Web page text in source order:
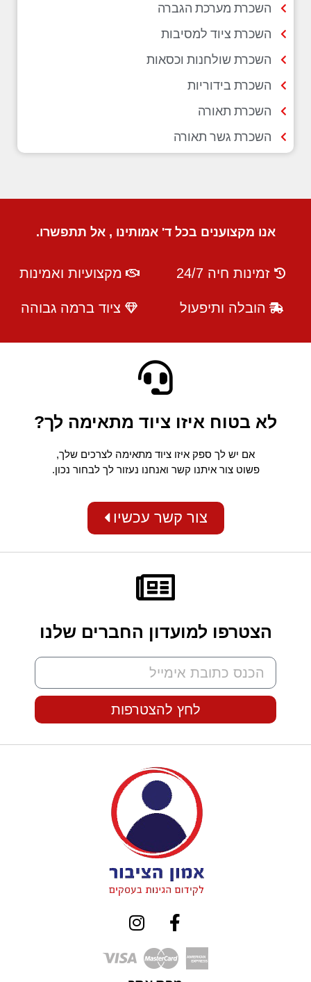
השכרת מערכת הגברה
השכרת ציוד למסיבות
השכרת שולחנות וכסאות
השכרת בידוריות
השכרת תאורה
השכרת גשר תאורה
אנו מקצוענים בכל ד' אמותינו , אל תתפשרו.
זמינות חיה 24/7 מקצועיות ואמינות
הובלה ותיפעול ציוד ברמה גבוהה
לא בטוח איזו ציוד מתאימה לך?
אם יש לך ספק איזו ציוד מתאימה לצרכים שלך,
פשוט צור איתנו קשר ואנחנו נעזור לך לבחור נכון.
צור קשר עכשיו
הצטרפו למועדון החברים שלנו
לחץ להצטרפות